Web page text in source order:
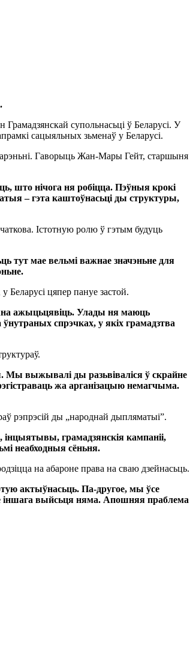
супольнасьці ў Беларусі. У
сацыяльных зьменаў у Беларусі.
Гаворыць Жан-Мары Гейт, старшыня
што нічога ня робіцца. Пэўныя крокі
– гэта каштоўнасьці ды структуры,
Істотную ролю ў гэтым будуць
тут мае вельмі важнае значэньне для
Беларусі цяпер пануе застой.
ажыцьцявіць. Улады ня маюць
спрэчках, у якіх грамадзтва
Мы выжывалі ды разьвіваліся ў скрайне
жа арганізацыю немагчыма.
рэпрэсій ды „народнай дыпляматыі”.
грамадзянскія кампаніі,
неабходныя сёньня.
на абароне права на сваю дзейнасьць.
актыўнасьць. Па-другое, мы ўсе
іншага выйсьця няма. Апошняя праблема